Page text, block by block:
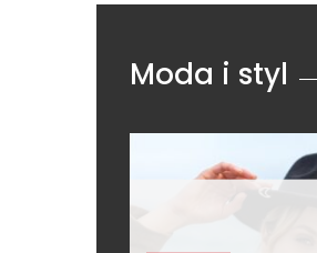
Moda i styl